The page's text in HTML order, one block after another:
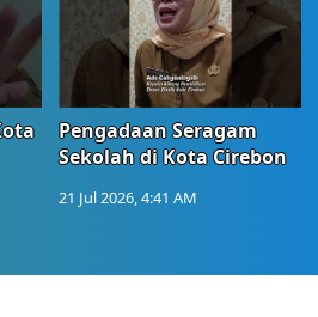
Pengadaan Seragam
Sekolah di Kota Cirebon
21 Jul 2026, 4:41 AM